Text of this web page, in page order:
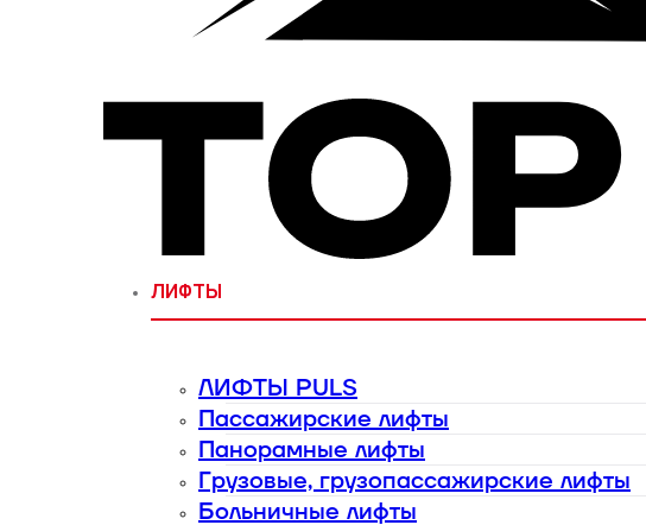
ЛИФТЫ
ЛИФТЫ PULS
Пассажирские лифты
Панорамные лифты
Грузовые, грузопассажирские лифты
Больничные лифты